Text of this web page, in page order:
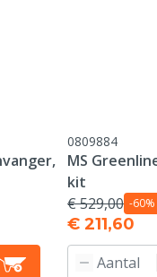
0809884
MS
kit
€ 529,00 -60%
€ 211,60